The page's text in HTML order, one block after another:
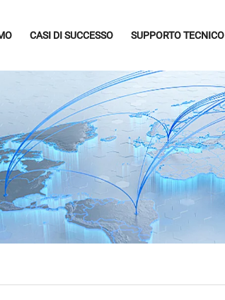
CASI DI SUCCESSO SUPPORTO TECNICO